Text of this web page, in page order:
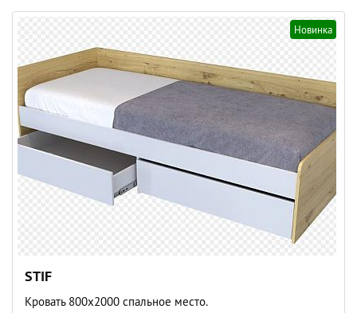
STIF
Кровать 800х2000 спальное место.
Новинка